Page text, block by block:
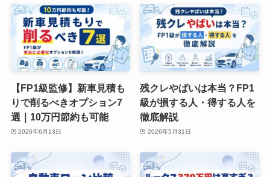
【FP1級監修】新車見積も
りで削るべきオプション7
選｜10万円節約も可能
2026年6月13日
残クレやばいは本当？FP1
級が損する人・得する人を
徹底解説
2026年5月31日